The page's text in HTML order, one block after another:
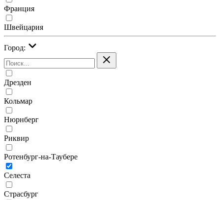
Франция
Швейцария
Город:
Дрезден
Кольмар
Нюрнберг
Риквир
Ротенбург-на-Таубере
Селеста
Страсбург